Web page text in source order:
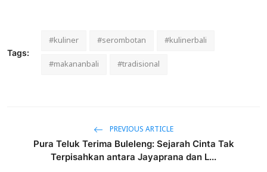
Tags:
#kuliner #serombotan
#kulinerbali
#makananbali
#tradisional
PREVIOUS ARTICLE
Pura Teluk Terima Buleleng: Sejarah Cinta Tak
Terpisahkan antara Jayaprana dan L...